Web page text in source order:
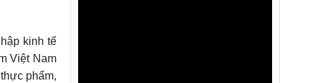
kinh tế
Việt Nam
phẩm,